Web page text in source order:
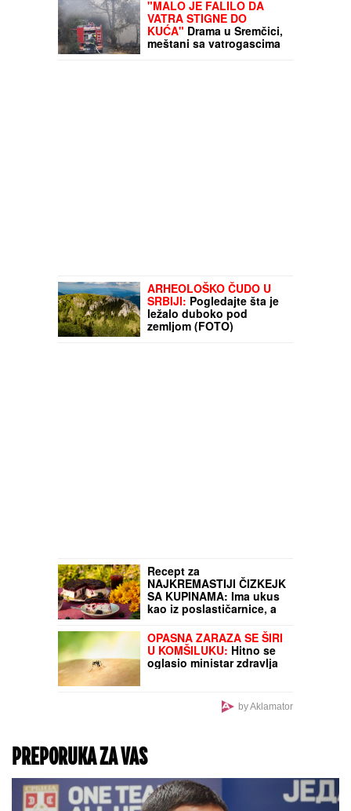
"MALO JE FALILO DA
VATRA STIGNE DO
KUĆA" Drama u Sremčici,
meštani sa vatrogascima
gase veliki požar:
ARHEOLOŠKO ČUDO U
SRBIJI: Pogledajte šta je
ležalo duboko pod
zemljom (FOTO)
Recept za
NAJKREMASTIJI ČIZKEJK
SA KUPINAMA: Ima ukus
kao iz poslastičarnice, a
pravi se kod kuće za tili
čas
OPASNA ZARAZA SE ŠIRI
U KOMŠILUKU: Hitno se
oglasio ministar zdravlja
by Aklamator
PREPORUKA ZA VAS